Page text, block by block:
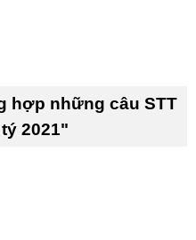
hợp những câu STT
2021"